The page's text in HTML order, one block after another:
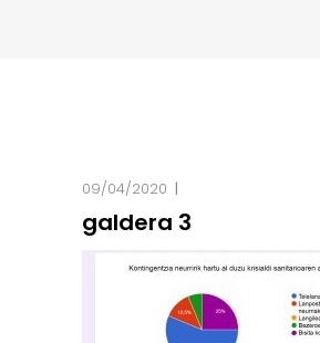
09/04/2020
galdera 3